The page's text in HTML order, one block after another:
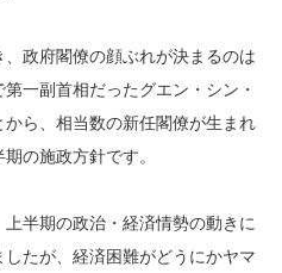
政府閣僚の顔ぶれが決まるのは
一副首相だったグエン・シン・
ら、相当数の新任閣僚が生まれ
の施政方針です。
半期の政治・経済情勢の動きに
たが、経済困難がどうにかヤマ